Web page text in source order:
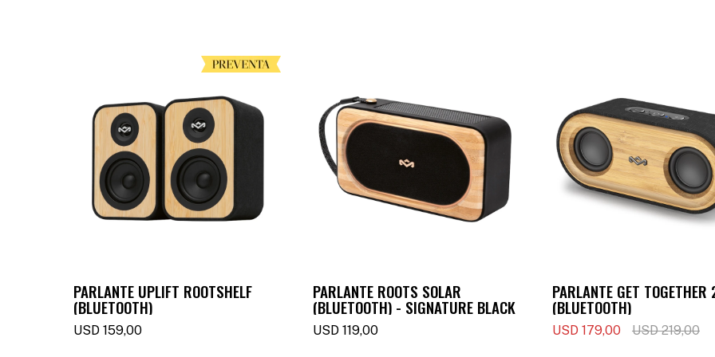
PARLANTE UPLIFT ROOTSHELF
(BLUETOOTH)
USD 159,00
PARLANTE ROOTS SOLAR
(BLUETOOTH) - SIGNATURE BLACK
USD 119,00
PARLANTE GET
(BLUETOOTH)
USD 179,00 USD 219,00